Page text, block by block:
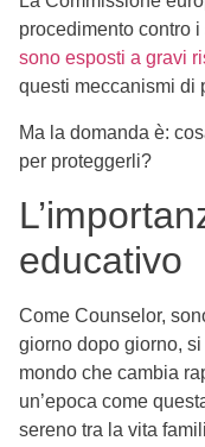
procedimento contro
sono esposti a gravi
questi meccanismi di
Ma la domanda è:
per proteggerli?
educativo
Come Counselor,
giorno dopo giorno,
mondo che cambia
un’epoca come
sereno tra la vita